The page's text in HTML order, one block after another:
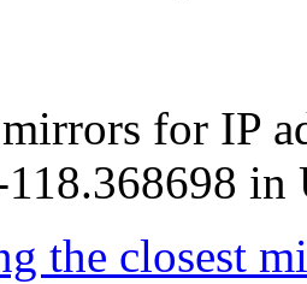
for IP
in
the closest